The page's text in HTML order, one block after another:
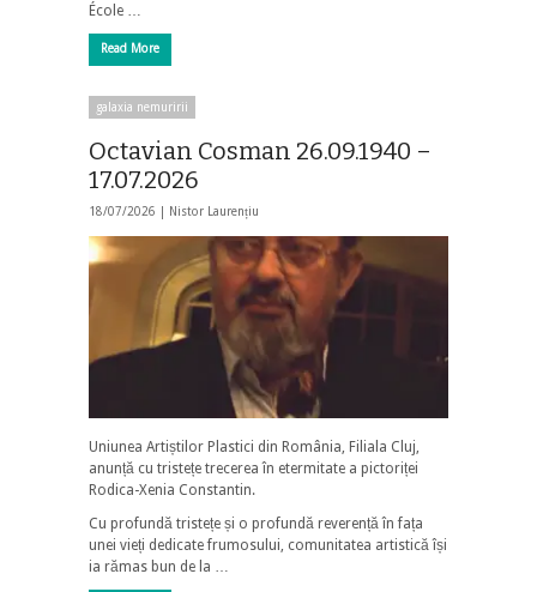
École …
Read More
galaxia nemuririi
Octavian Cosman 26.09.1940 –
17.07.2026
18/07/2026 | Nistor Laurențiu
Uniunea Artiștilor Plastici din România, Filiala Cluj,
anunță cu tristețe trecerea în etermitate a pictoriței
Rodica-Xenia Constantin.
Cu profundă tristețe și o profundă reverență în fața
unei vieți dedicate frumosului, comunitatea artistică își
ia rămas bun de la …